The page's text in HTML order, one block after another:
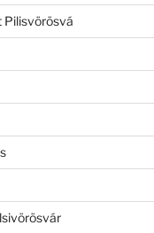
Pilisvörösvá